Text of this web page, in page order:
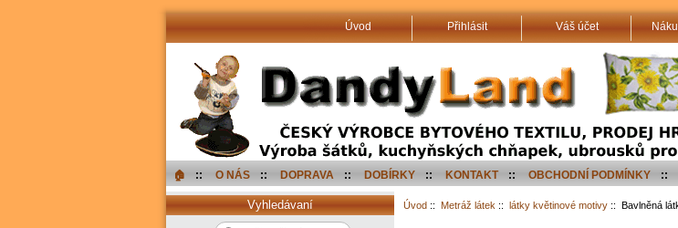
Úvod Přihlásit Váš účet
🏠︎ :: O NÁS :: DOPRAVA :: DOBÍRKY :: KONTAKT :: OBCHODNÍ PODMÍNKY ::
Úvod :: Metráž látek :: látky květinové motivy :: Bavlněná
Vyhledávaní